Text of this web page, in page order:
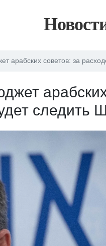
арабских советов: за
следить